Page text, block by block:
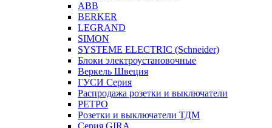
ABB
BERKER
LEGRAND
SIMON
SYSTEME ELECTRIC (Schneider)
Блоки электроустановочные
Веркель Швеция
ГУСИ Серия
Распродажа розетки и выключатели
РЕТРО
Розетки и выключатели ТДМ